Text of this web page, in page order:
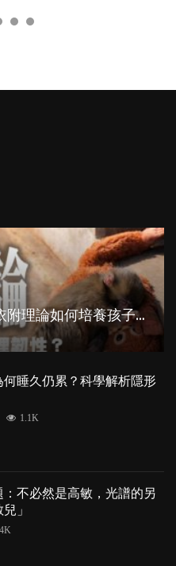
從
小獼猴Panchi 看：依附理論如何培養孩子心理韌性？
何睡久仍累？科學解析隱形
1.1K
不必然是高敏，光譜的另
」